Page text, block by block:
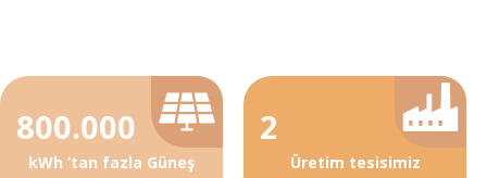
800.000
kWh ‘tan fazla Güneş
2
Üretim tesisimiz